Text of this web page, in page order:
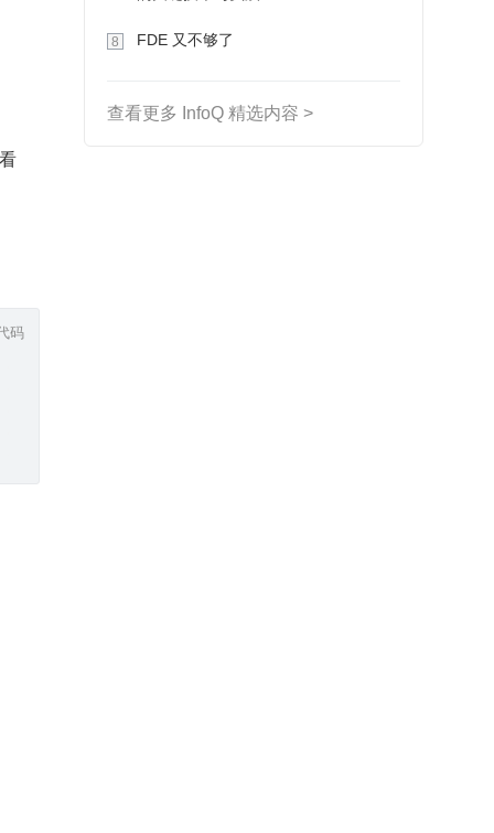
码
8 FDE 又不够了
查看更多 InfoQ 精选内容 >